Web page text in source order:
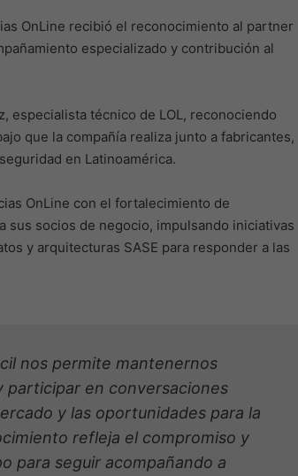
OnLine recibió el reconocimiento al partner
especializado y contribución al
especialista técnico de LOL, reconociendo
que la compañía realiza junto a fabricantes,
en Latinoamérica.
OnLine con el fortalecimiento de
sus socios de negocio, impulsando iniciativas
y arquitecturas SASE para responder a las
nos permite mantenernos
participar en conversaciones
y las oportunidades para la
refleja el compromiso y
para seguir acompañando a